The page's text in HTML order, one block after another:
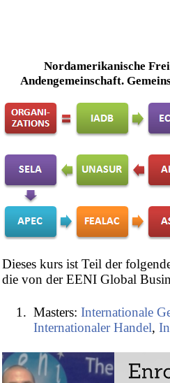
Nordamerikanische
Andengemeinschaft.
Dieses kurs ist Teil der
die von der EENI Global
Masters: Internationale
Internationaler Handel,